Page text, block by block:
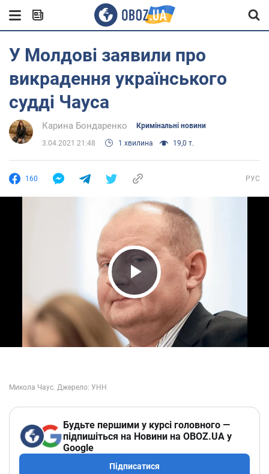
У Молдові заявили про
викрадення українського
судді Чауса
Карина Бондаренко Кримінальні новини
3.04.2021 21:48 1 хвилина 19,0 т.
160 РУС
Play Video
Будьте першими у курсі головного —
підпишіться на Новини на OBOZ.UA у
Google
Підписатися